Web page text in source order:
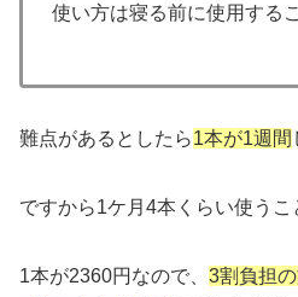
使い方は寝る前に使用する
難点があるとしたら1本が1週間
ですから1ケ月4本くらい使うこ
1本が2360円なので、 3割負担